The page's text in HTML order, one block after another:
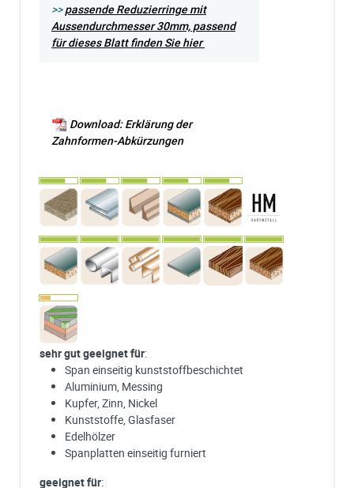
>>passende Reduzierringe mit
Aussendurchmesser 30mm, passend
für dieses Blatt finden Sie hier
Download: Erklärung der
Zahnformen-Abkürzungen
sehr gut geeignet für:
Span einseitig kunststoffbeschichtet
Aluminium, Messing
Kupfer, Zinn, Nickel
Kunststoffe, Glasfaser
Edelhölzer
Spanplatten einseitig furniert
geeignet für: